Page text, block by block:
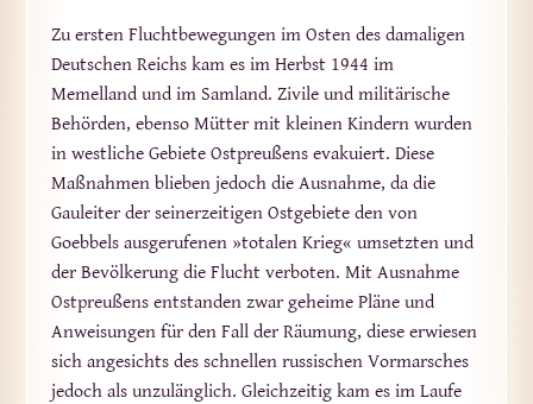
Zu ersten Fluchtbewegungen im Osten des damaligen
Deutschen Reichs kam es im Herbst 1944 im
Memelland und im Samland. Zivile und militärische
Behörden, ebenso Mütter mit kleinen Kindern wurden
in westliche Gebiete Ostpreußens evakuiert. Diese
Maßnahmen blieben jedoch die Ausnahme, da die
Gauleiter der seinerzeitigen Ostgebiete den von
Goebbels ausgerufenen »totalen Krieg« umsetzten und
der Bevölkerung die Flucht verboten. Mit Ausnahme
Ostpreußens entstanden zwar geheime Pläne und
Anweisungen für den Fall der Räumung, diese erwiesen
sich angesichts des schnellen russischen Vormarsches
jedoch als unzulänglich. Gleichzeitig kam es im Laufe